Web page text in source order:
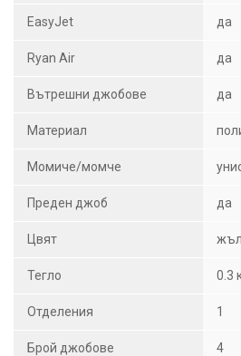
EasyJet да
Ryan Air да
Вътрешни джобове да
Материал
Момиче/момче
Преден джоб да
Цвят
Тегло 0.3
Отделения 1
Брой джобове 4